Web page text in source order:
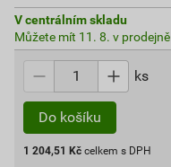
V centrálním skladu
Můžete mít 11. 8. v prodejně
ks
Do košíku
1 204,51 Kč celkem s DPH